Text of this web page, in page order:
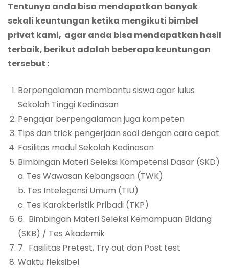
Tentunya anda bisa mendapatkan banyak
sekali keuntungan ketika mengikuti bimbel
privat kami, agar anda bisa mendapatkan hasil
terbaik, berikut adalah beberapa keuntungan
tersebut :
Berpengalaman membantu siswa agar lulus
Sekolah Tinggi Kedinasan
Pengajar berpengalaman juga kompeten
Tips dan trick pengerjaan soal dengan cara cepat
Fasilitas modul Sekolah Kedinasan
Bimbingan Materi Seleksi Kompetensi Dasar (SKD)
a. Tes Wawasan Kebangsaan (TWK)
b. Tes Intelegensi Umum (TIU)
c. Tes Karakteristik Pribadi (TKP)
6. Bimbingan Materi Seleksi Kemampuan Bidang
(SKB) / Tes Akademik
7. Fasilitas Pretest, Try out dan Post test
Waktu fleksibel